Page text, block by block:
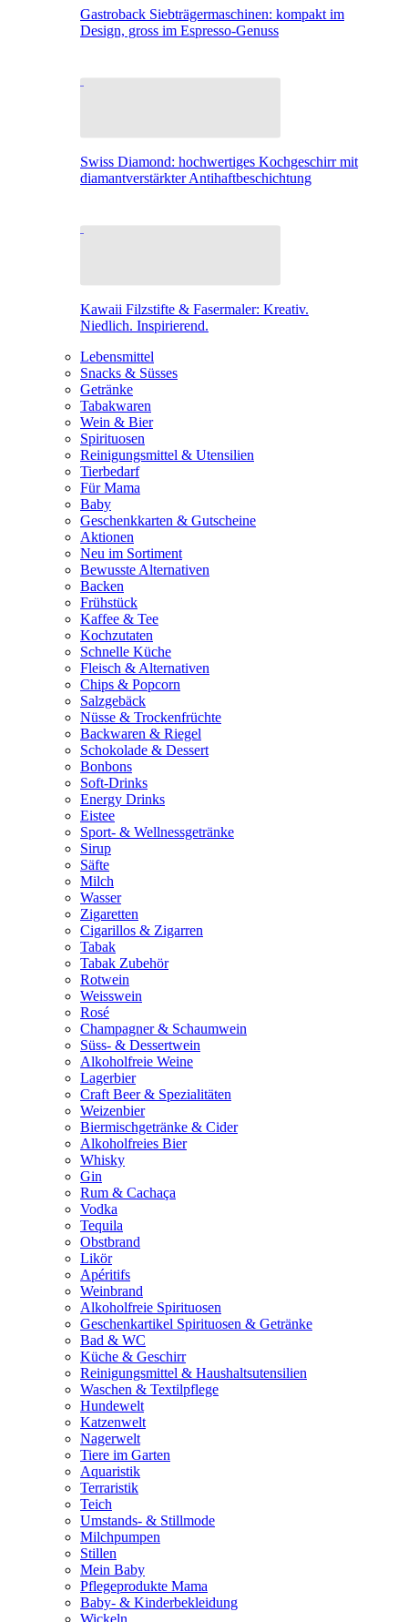
Gastroback Siebträgermaschinen: kompakt im
Design, gross im Espresso-Genuss
Swiss Diamond: hochwertiges Kochgeschirr mit
diamantverstärkter Antihaftbeschichtung
Kawaii Filzstifte & Fasermaler: Kreativ.
Niedlich. Inspirierend.
Lebensmittel
Snacks & Süsses
Getränke
Tabakwaren
Wein & Bier
Spirituosen
Reinigungsmittel & Utensilien
Tierbedarf
Für Mama
Baby
Geschenkkarten & Gutscheine
Aktionen
Neu im Sortiment
Bewusste Alternativen
Backen
Frühstück
Kaffee & Tee
Kochzutaten
Schnelle Küche
Fleisch & Alternativen
Chips & Popcorn
Salzgebäck
Nüsse & Trockenfrüchte
Backwaren & Riegel
Schokolade & Dessert
Bonbons
Soft-Drinks
Energy Drinks
Eistee
Sport- & Wellnessgetränke
Sirup
Säfte
Milch
Wasser
Zigaretten
Cigarillos & Zigarren
Tabak
Tabak Zubehör
Rotwein
Weisswein
Rosé
Champagner & Schaumwein
Süss- & Dessertwein
Alkoholfreie Weine
Lagerbier
Craft Beer & Spezialitäten
Weizenbier
Biermischgetränke & Cider
Alkoholfreies Bier
Whisky
Gin
Rum & Cachaça
Vodka
Tequila
Obstbrand
Likör
Apéritifs
Weinbrand
Alkoholfreie Spirituosen
Geschenkartikel Spirituosen & Getränke
Bad & WC
Küche & Geschirr
Reinigungsmittel & Haushaltsutensilien
Waschen & Textilpflege
Hundewelt
Katzenwelt
Nagerwelt
Tiere im Garten
Aquaristik
Terraristik
Teich
Umstands- & Stillmode
Milchpumpen
Stillen
Mein Baby
Pflegeprodukte Mama
Baby- & Kinderbekleidung
Wickeln